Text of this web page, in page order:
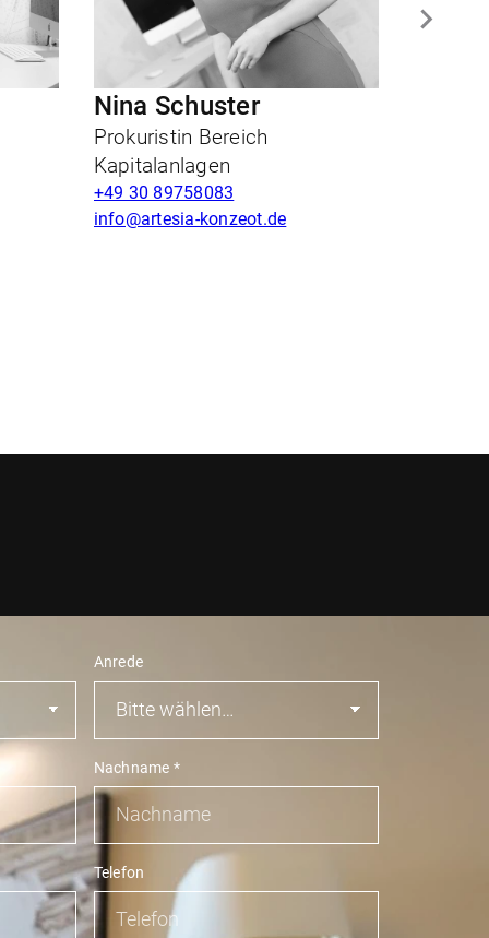
Nina Schuster
Prokuristin Bereich
Kapitalanlagen
+49 30 89758083
info@artesia-konzeot.de
Anrede
Nachname *
Telefon